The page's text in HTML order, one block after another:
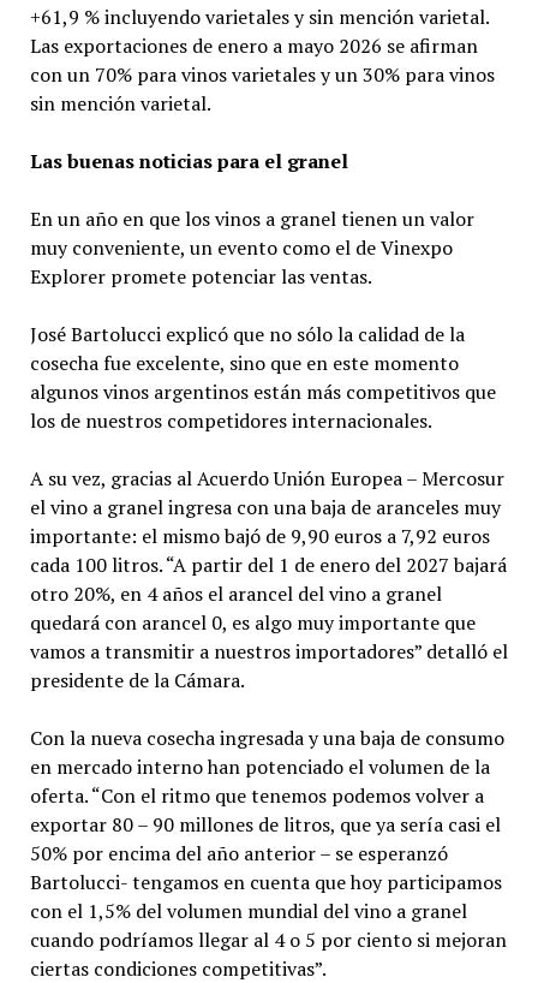
+61,9 % incluyendo varietales y sin mención varietal.
Las exportaciones de enero a mayo 2026 se afirman
con un 70% para vinos varietales y un 30% para vinos
sin mención varietal.
Las buenas noticias para el granel
En un año en que los vinos a granel tienen un valor
muy conveniente, un evento como el de Vinexpo
Explorer promete potenciar las ventas.
José Bartolucci explicó que no sólo la calidad de la
cosecha fue excelente, sino que en este momento
algunos vinos argentinos están más competitivos que
los de nuestros competidores internacionales.
A su vez, gracias al Acuerdo Unión Europea – Mercosur
el vino a granel ingresa con una baja de aranceles muy
importante: el mismo bajó de 9,90 euros a 7,92 euros
cada 100 litros. “A partir del 1 de enero del 2027 bajará
otro 20%, en 4 años el arancel del vino a granel
quedará con arancel 0, es algo muy importante que
vamos a transmitir a nuestros importadores” detalló el
presidente de la Cámara.
Con la nueva cosecha ingresada y una baja de consumo
en mercado interno han potenciado el volumen de la
oferta. “Con el ritmo que tenemos podemos volver a
exportar 80 – 90 millones de litros, que ya sería casi el
50% por encima del año anterior – se esperanzó
Bartolucci- tengamos en cuenta que hoy participamos
con el 1,5% del volumen mundial del vino a granel
cuando podríamos llegar al 4 o 5 por ciento si mejoran
ciertas condiciones competitivas”.